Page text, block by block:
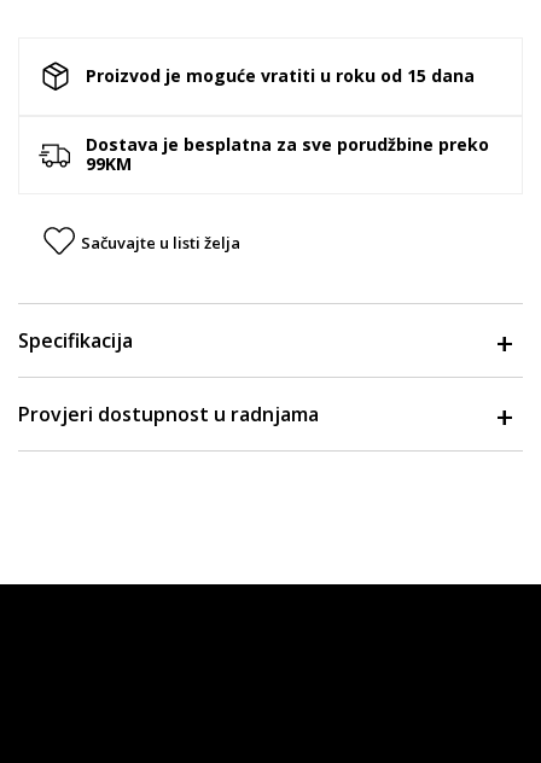
Proizvod je moguće vratiti u roku od 15 dana
Dostava je besplatna za sve porudžbine preko
99KM
Sačuvajte u listi želja
Specifikacija
Provjeri dostupnost u radnjama